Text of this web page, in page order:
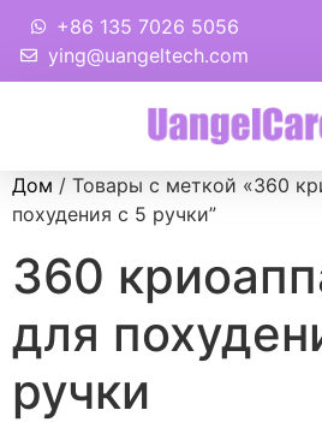
+86 135 7026 5056
ying@uangeltech.com
Дом / Товары с меткой «360
похудения с 5 ручки”
360
для
ручки